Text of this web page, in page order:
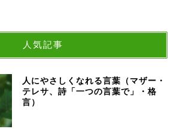
人気記事
人にやさしくなれる言葉（マザー・
テレサ、詩「一つの言葉で」・格
言）